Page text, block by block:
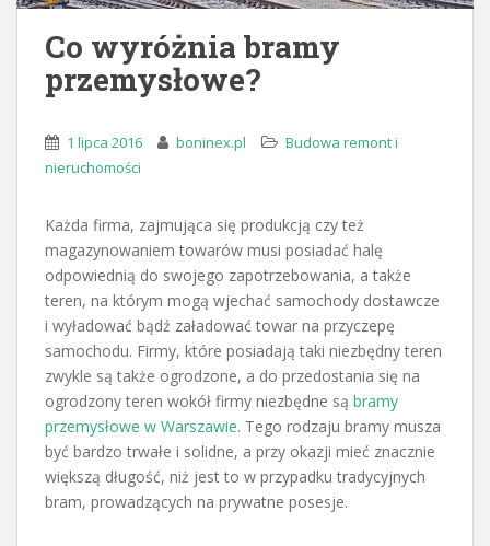
Co wyróżnia bramy
przemysłowe?
1 lipca 2016 boninex.pl
Budowa remont i
nieruchomości
Każda firma, zajmująca się produkcją czy też
magazynowaniem towarów musi posiadać halę
odpowiednią do swojego zapotrzebowania, a także
teren, na którym mogą wjechać samochody dostawcze
i wyładować bądź załadować towar na przyczepę
samochodu. Firmy, które posiadają taki niezbędny teren
zwykle są także ogrodzone, a do przedostania się na
ogrodzony teren wokół firmy niezbędne są bramy
przemysłowe w Warszawie. Tego rodzaju bramy musza
być bardzo trwałe i solidne, a przy okazji mieć znacznie
większą długość, niż jest to w przypadku tradycyjnych
bram, prowadzących na prywatne posesje.